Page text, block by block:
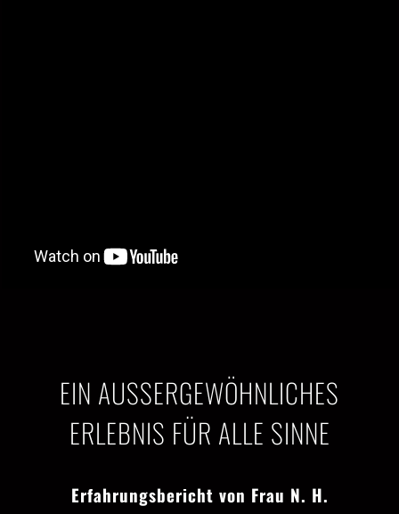
EIN AUSSERGEWÖHNLICHES E
RLEBNIS FÜR ALLE SINNE
Erfahrungsbericht von Frau N. H.